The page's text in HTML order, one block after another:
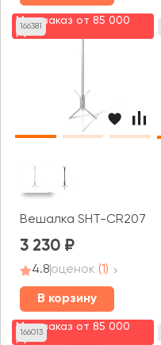
166381
Мин. заказ от 85 000
руб.
Вешалка SHT-CR2078
3 230
4.8оценок (1)
В корзину
166013
Мин. заказ от 85 000
руб.